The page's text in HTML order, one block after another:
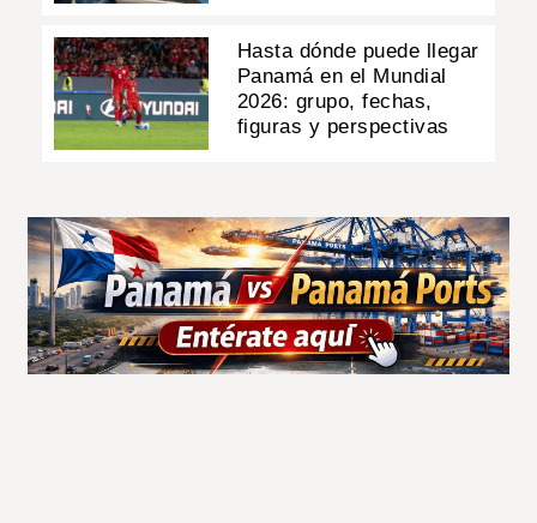
Hasta dónde puede llegar
Panamá en el Mundial
2026: grupo, fechas,
figuras y perspectivas